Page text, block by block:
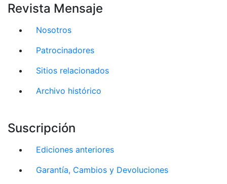
Revista Mensaje
Nosotros
Patrocinadores
Sitios relacionados
Archivo histórico
Suscripción
Ediciones anteriores
Garantía, Cambios y Devoluciones